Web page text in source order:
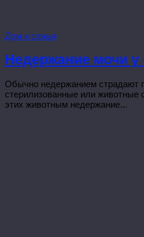
Дом и семья
Недержание мочи у
Обычно недержанием страдают
стерилизованные или
этих животным недержание...